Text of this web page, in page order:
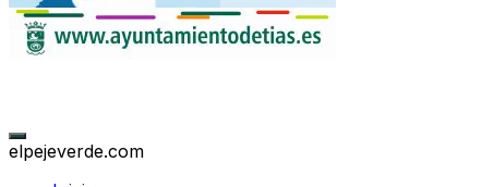
elpejeverde.com